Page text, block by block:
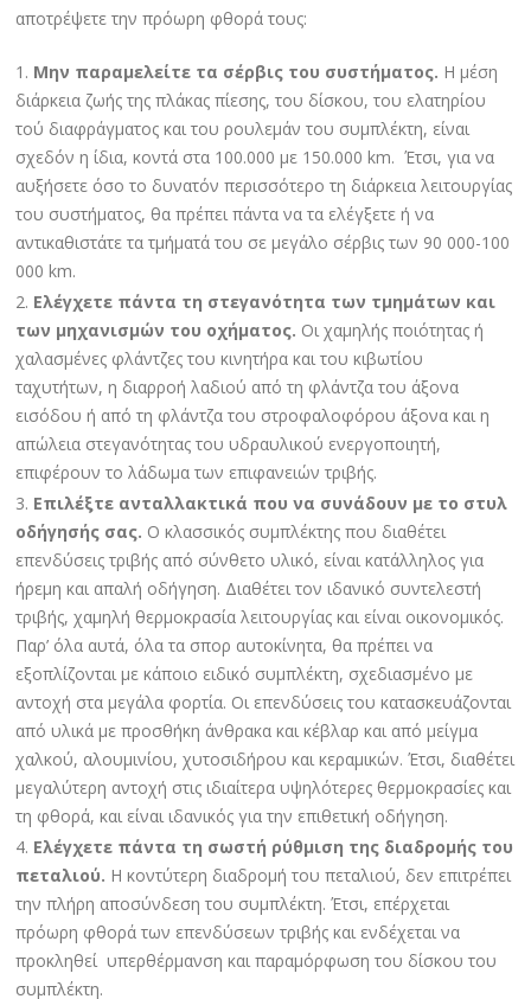
αποτρέψετε την πρόωρη φθορά τους:
Μην παραμελείτε τα σέρβις του συστήματος. Η μέση
διάρκεια ζωής της πλάκας πίεσης, του δίσκου, του ελατηρίου
τού διαφράγματος και του ρουλεμάν του συμπλέκτη, είναι
σχεδόν η ίδια, κοντά στα 100.000 με 150.000 km. Έτσι, για να
αυξήσετε όσο το δυνατόν περισσότερο τη διάρκεια λειτουργίας
του συστήματος, θα πρέπει πάντα να τα ελέγξετε ή να
αντικαθιστάτε τα τμήματά του σε μεγάλο σέρβις των 90 000-100
000 km.
Ελέγχετε πάντα τη στεγανότητα των τμημάτων και
των μηχανισμών του οχήματος. Οι χαμηλής ποιότητας ή
χαλασμένες φλάντζες του κινητήρα και του κιβωτίου
ταχυτήτων, η διαρροή λαδιού από τη φλάντζα του άξονα
εισόδου ή από τη φλάντζα του στροφαλοφόρου άξονα και η
απώλεια στεγανότητας του υδραυλικού ενεργοποιητή,
επιφέρουν το λάδωμα των επιφανειών τριβής.
Επιλέξτε ανταλλακτικά που να συνάδουν με το στυλ
οδήγησής σας. Ο κλασσικός συμπλέκτης που διαθέτει
επενδύσεις τριβής από σύνθετο υλικό, είναι κατάλληλος για
ήρεμη και απαλή οδήγηση. Διαθέτει τον ιδανικό συντελεστή
τριβής, χαμηλή θερμοκρασία λειτουργίας και είναι οικονομικός.
Παρ’ όλα αυτά, όλα τα σπορ αυτοκίνητα, θα πρέπει να
εξοπλίζονται με κάποιο ειδικό συμπλέκτη, σχεδιασμένο με
αντοχή στα μεγάλα φορτία. Οι επενδύσεις του κατασκευάζονται
από υλικά με προσθήκη άνθρακα και κέβλαρ και από μείγμα
χαλκού, αλουμινίου, χυτοσιδήρου και κεραμικών. Έτσι, διαθέτει
μεγαλύτερη αντοχή στις ιδιαίτερα υψηλότερες θερμοκρασίες και
τη φθορά, και είναι ιδανικός για την επιθετική οδήγηση.
Ελέγχετε πάντα τη σωστή ρύθμιση της διαδρομής του
πεταλιού. Η κοντύτερη διαδρομή του πεταλιού, δεν επιτρέπει
την πλήρη αποσύνδεση του συμπλέκτη. Έτσι, επέρχεται
πρόωρη φθορά των επενδύσεων τριβής και ενδέχεται να
προκληθεί υπερθέρμανση και παραμόρφωση του δίσκου του
συμπλέκτη.